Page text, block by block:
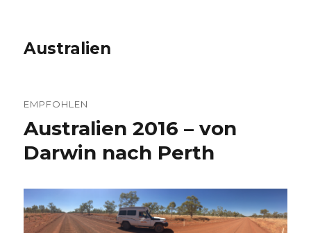
Australien
EMPFOHLEN
Australien 2016 – von
Darwin nach Perth